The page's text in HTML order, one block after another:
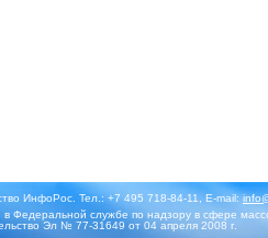
ИнфоРос. Тел.: +7 495 718-84-11, E-mail:
Федеральной службе по надзору в сфере
Эл № 77-31649 от 04 апреля 2008 г.